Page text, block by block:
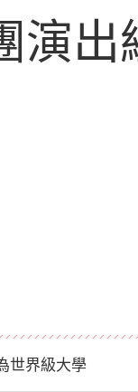
演出
世界級大學